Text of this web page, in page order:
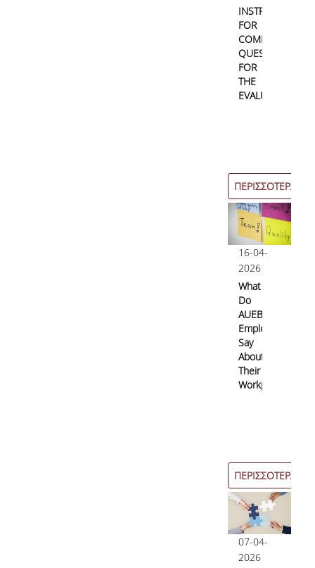
INSTRUCTIONS
FOR
COMPLETING
FOR
THE
EVALUATION
ΠΕΡΙΣΣΟΤΕΡΑ
16-04-
2026
What
Do
AUEB
Employees
Say
About
Their
Workplace?
ΠΕΡΙΣΣΟΤΕΡΑ
07-04-
2026